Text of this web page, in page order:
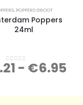
, POPPERS GROOT
Poppers
24ml
0out of 5
- €6.95